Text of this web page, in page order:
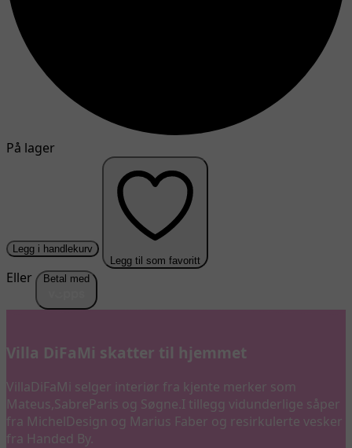
På lager
Legg i handlekurv
Legg til som favoritt
Eller Betal med
Villa DiFaMi skatter til hjemmet
VillaDiFaMi selger interiør fra kjente merker som
Mateus,SabreParis og Søgne.I tillegg vidunderlige såper
fra MichelDesign og Marius Faber og resirkulerte vesker
fra Handed By.